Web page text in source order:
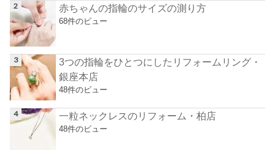
赤ちゃんの指輪のサイズの測り方
68件のビュー
3つの指輪をひとつにしたリフォームリング・
銀座本店
48件のビュー
一粒ネックレスのリフォーム・柏店
48件のビュー